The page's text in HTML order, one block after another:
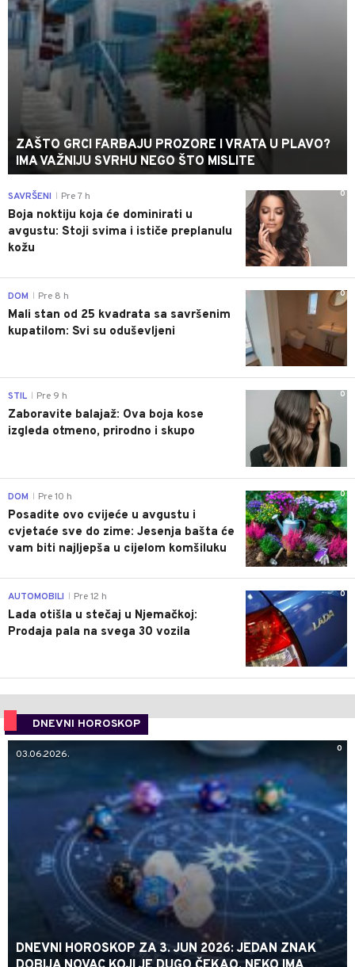
ZAŠTO GRCI FARBAJU PROZORE I VRATA U PLAVO?
IMA VAŽNIJU SVRHU NEGO ŠTO MISLITE
0
SAVRŠENI Pre 7 h
Boja noktiju koja će dominirati u
avgustu: Stoji svima i ističe preplanulu
kožu
0
DOM Pre 8 h
Mali stan od 25 kvadrata sa savršenim
kupatilom: Svi su oduševljeni
0
STIL Pre 9 h
Zaboravite balajaž: Ova boja kose
izgleda otmeno, prirodno i skupo
0
DOM Pre 10 h
Posadite ovo cvijeće u avgustu i
cvjetaće sve do zime: Jesenja bašta će
vam biti najljepša u cijelom komšiluku
0
AUTOMOBILI Pre 12 h
Lada otišla u stečaj u Njemačkoj:
Prodaja pala na svega 30 vozila
DNEVNI HOROSKOP
0
03.06.2026.
DNEVNI HOROSKOP ZA 3. JUN 2026: JEDAN ZNAK